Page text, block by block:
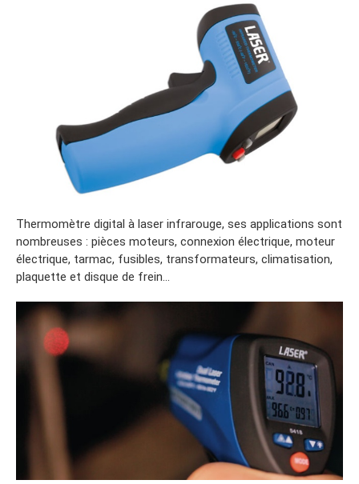
Thermomètre digital à laser infrarouge, ses applications sont
nombreuses : pièces moteurs, connexion électrique, moteur
électrique, tarmac, fusibles, transformateurs, climatisation,
plaquette et disque de frein…